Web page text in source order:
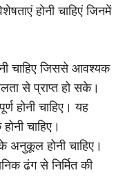
होनी चाहिएं जिनमें
चाहिए जिससे आवश्यक
से प्राप्त हो सके।
होनी चाहिए। यह
चाहिए।
अनुकूल होनी चाहिए।
ढंग से निर्मित की